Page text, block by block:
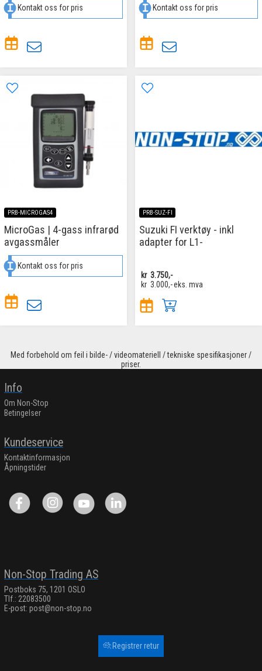
Kontakt oss for pris Kontakt oss for pris
PRB-MICROGAS4
MicroGas | 4-gass infrarød
avgassmåler
Kontakt oss for pris
PRB-SUZ-FI
Suzuki FI verktøy - inkl
adapter for L1-
kr 3.750,-
kr 3.000,-eks. mva
Med forbehold om feil i bilde- / videomateriell / tekniske spesifikasjoner /
priser.
Info
Om Non-Stop
Betingelser
Kundeservice
Kontaktinformasjon
Åpningstider
Non-Stop Trading AS
Postboks 75, 1201 OSLO
Tlf.: 22083500
E-post: post@non-stop.no
Registrer retur